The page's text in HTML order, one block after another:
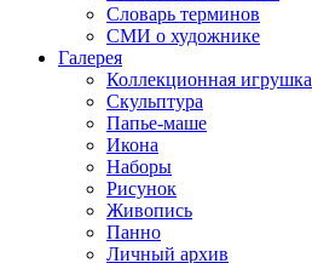
Словарь терминов
СМИ о художнике
Галерея
Коллекционная игрушка
Скульптура
Папье-маше
Икона
Наборы
Рисунок
Живопись
Панно
Личный архив